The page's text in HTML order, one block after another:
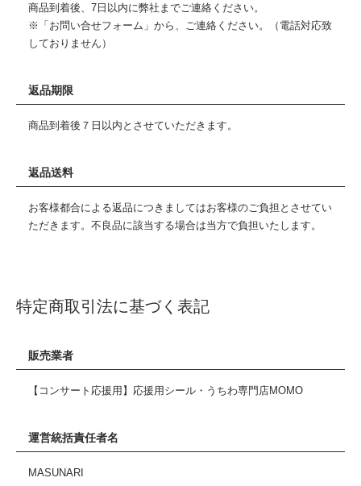
商品到着後、7日以内に弊社までご連絡ください。
※「お問い合せフォーム」から、ご連絡ください。（電話対応致
しておりません）
返品期限
商品到着後７日以内とさせていただきます。
返品送料
お客様都合による返品につきましてはお客様のご負担とさせてい
ただきます。不良品に該当する場合は当方で負担いたします。
特定商取引法に基づく表記
販売業者
【コンサート応援用】応援用シール・うちわ専門店MOMO
運営統括責任者名
MASUNARI